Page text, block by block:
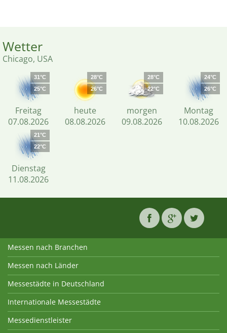
Wetter
Chicago, USA
31°C
25°C
Freitag
07.08.2026
28°C
26°C
heute
08.08.2026
28°C
22°C
morgen
09.08.2026
24°C
26°C
Montag
10.08.2026
21°C
22°C
Dienstag
11.08.2026
Messen nach Branchen
Messen nach Länder
Messestädte in Deutschland
Internationale Messestädte
Messedienstleister